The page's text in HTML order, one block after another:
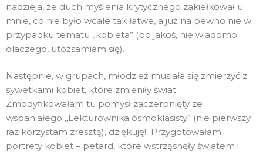
nadzieja, że duch myślenia krytycznego zakiełkował u
mnie, co nie było wcale tak łatwe, a już na pewno nie w
przypadku tematu „kobieta” (bo jakoś, nie wiadomo
dlaczego, utożsamiam się).
Następnie, w grupach, młodzież musiała się zmierzyć z
sywetkami kobiet, które zmieniły świat.
Zmodyfikowałam tu pomysł zaczerpnięty ze
wspaniałego „Lekturownika ósmoklasisty” (nie pierwszy
raz korzystam zresztą), dziękuję! Przygotowałam
portrety kobiet – petard, które wstrząsnęły światem i